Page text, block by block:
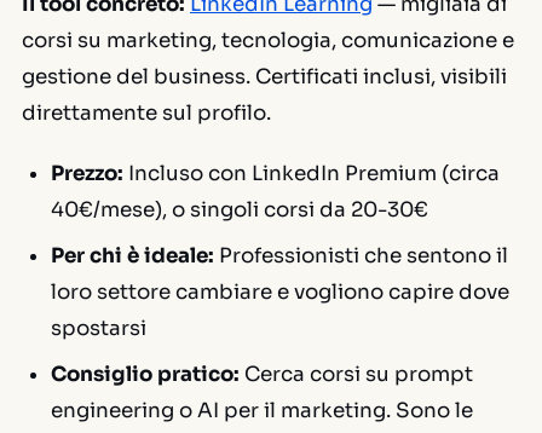
corsi su marketing, tecnologia, comunicazione e
gestione del business. Certificati inclusi, visibili
direttamente sul profilo.
Prezzo: Incluso con LinkedIn Premium (circa
40€/mese), o singoli corsi da 20-30€
Per chi è ideale: Professionisti che sentono il
loro settore cambiare e vogliono capire dove
spostarsi
Consiglio pratico: Cerca corsi su prompt
engineering oAI per il marketing. Sono le